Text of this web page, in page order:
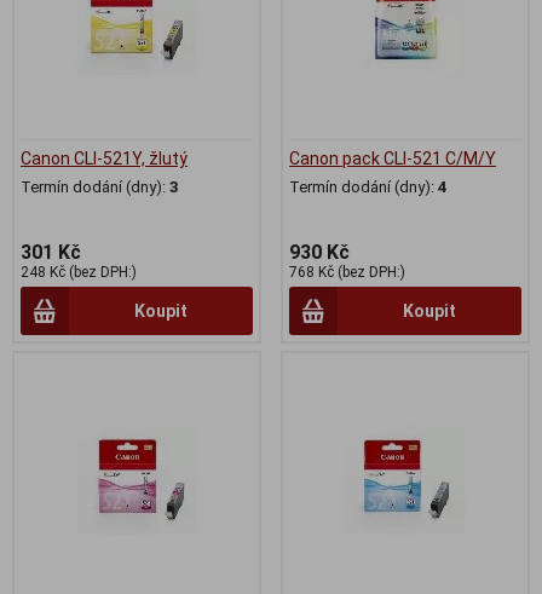
Canon CLI-521Y, žlutý
Termín dodání (dny): 3
301 Kč
248 Kč (bez DPH:)
Koupit
Canon pack CLI-521 C/M/Y
Termín dodání (dny): 4
930 Kč
768 Kč (bez DPH:)
Koupit